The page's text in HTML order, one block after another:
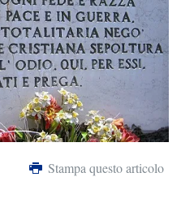
Stampa questo articolo